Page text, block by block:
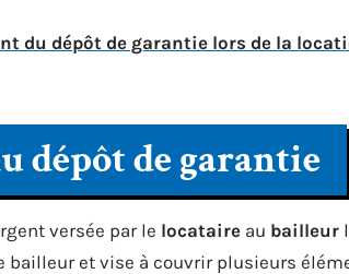
du dépôt de garantie lors de la
dépôt de garantie
versée par le locataire au bailleur
bailleur et vise à couvrir plusieurs